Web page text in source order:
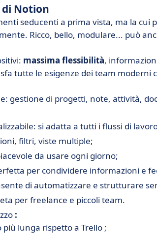
Notion
seducenti a prima vista, ma la cui
Ricco, bello, modulare... può
massima flessibilità,
tutte le esigenze dei team moderni
gestione di progetti, note, attività,
si adatta a tutti i flussi di
filtri, viste multiple;
da usare ogni giorno;
per condividere informazioni e
di automatizzare e strutturare
per freelance e piccoli team.
:
lunga rispetto a Trello ;